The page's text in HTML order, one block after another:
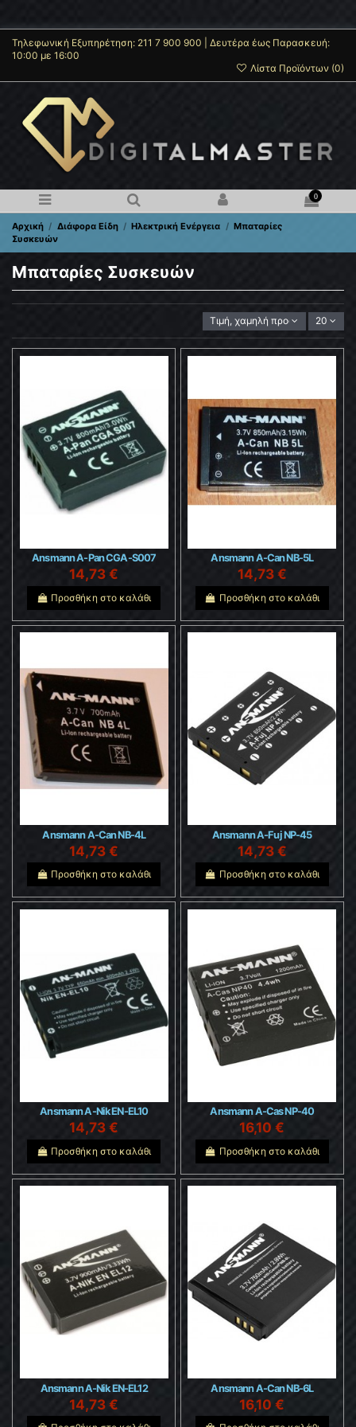
Τηλεφωνική Εξυπηρέτηση: 211 7 900 900 | Δευτέρα έως Παρασκευή:
10:00 με 16:00
Λίστα Προϊόντων (0)
0
Αρχική Διάφορα Είδη Ηλεκτρική Ενέργεια
Μπαταρίες
Συσκευών
Μπαταρίες Συσκευών
Τιμή, χαμηλή προς υψηλή
20
Ansmann A-Pan CGA-S007
14,73 €
Προσθήκη στο καλάθι
Ansmann A-Can NB-5L
14,73 €
Προσθήκη στο καλάθι
Ansmann A-Can NB-4L
14,73 €
Προσθήκη στο καλάθι
Ansmann A-Fuj NP-45
14,73 €
Προσθήκη στο καλάθι
Ansmann A-Nik EN-EL10
14,73 €
Προσθήκη στο καλάθι
Ansmann A-Cas NP-40
16,10 €
Προσθήκη στο καλάθι
Ansmann A-Nik EN-EL12
14,73 €
Ansmann A-Can NB-6L
16,10 €